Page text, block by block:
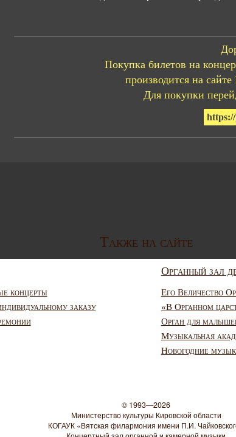
Покупка билетов на
производится на
Для покупки
Также на сайте
концерты
заказу
Органный зал
Его Величество
«В Органном
Орган для
Музыкальная
Новогодние
© 1993—2026
Министерство культуры Кировской области
КОГАУК «Вятская филармония имени П.И.